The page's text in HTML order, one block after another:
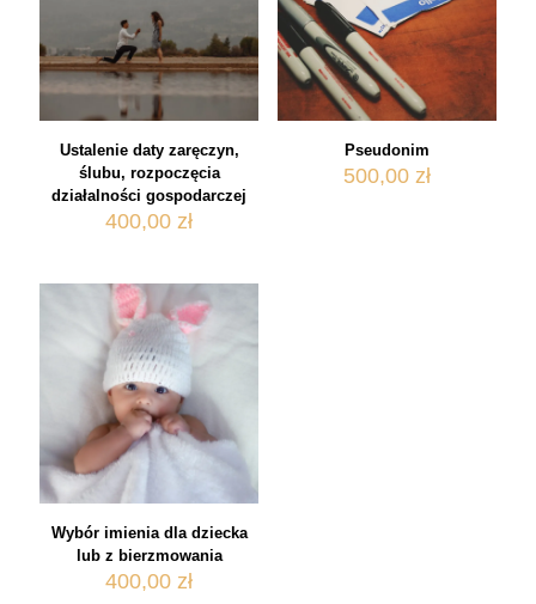
Ustalenie daty zaręczyn,
ślubu, rozpoczęcia
działalności gospodarczej
400,00zł
Pseudonim
500,00 zł
Wybór imienia dla dziecka
lub z bierzmowania
400,00 zł